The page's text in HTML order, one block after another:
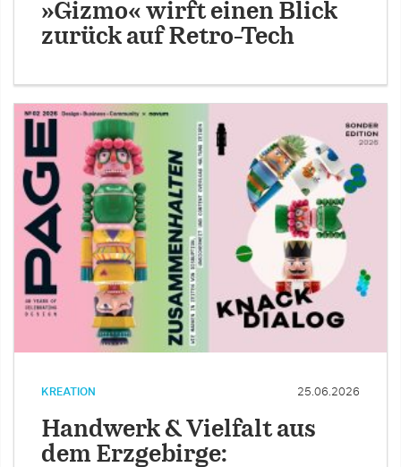
»Gizmo« wirft einen Blick
zurück auf Retro-Tech
KREATION 25.06.2026
Handwerk & Vielfalt aus
dem Erzgebirge: